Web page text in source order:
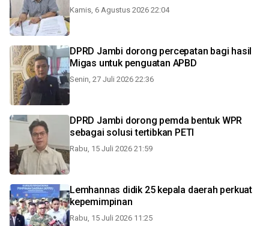
Kamis, 6 Agustus 2026 22:04
DPRD Jambi dorong percepatan bagi hasil
Migas untuk penguatan APBD
Senin, 27 Juli 2026 22:36
DPRD Jambi dorong pemda bentuk WPR
sebagai solusi tertibkan PETI
Rabu, 15 Juli 2026 21:59
Lemhannas didik 25 kepala daerah perkuat
kepemimpinan
Rabu, 15 Juli 2026 11:25